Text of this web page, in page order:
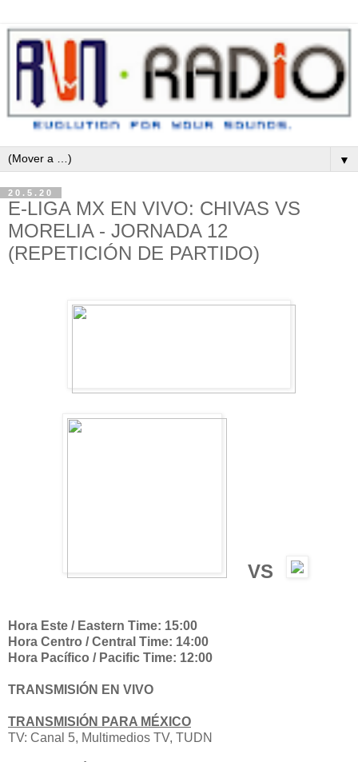
▼
20.5.20
E-LIGA MX EN VIVO: CHIVAS VS
MORELIA - JORNADA 12
(REPETICIÓN DE PARTIDO)
VS
Hora Este / Eastern Time: 15:00
Hora Centro / Central Time: 14:00
Hora Pacífico / Pacific Time: 12:00
TRANSMISIÓN EN VIVO
TRANSMISIÓN PARA MÉXICO
TV: Canal 5, Multimedios TV, TUDN